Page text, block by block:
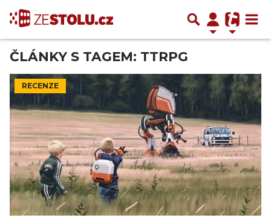
ČLÁNKY S TAGEM: TTRPG
RECENZE